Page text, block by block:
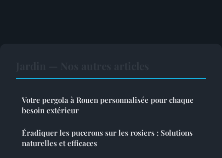
Votre pergola à Rouen personnalisée pour chaque
besoin extérieur
Éradiquer les pucerons sur les rosiers : Solutions
naturelles et efficaces